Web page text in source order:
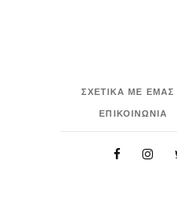
ΣΧΕΤΙΚΑ ΜΕ ΕΜΑΣ
ΕΠΙΚΟΙΝΩΝΙΑ